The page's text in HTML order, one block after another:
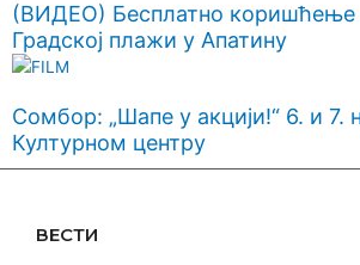
(ВИДЕО) Бесплатно
Градској плажи у Апатину
Сомбор: „Шапе у акцији!“ 6. и 7.
Културном центру
ВЕСТИ